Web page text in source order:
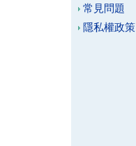
常見問題
隱私權政策